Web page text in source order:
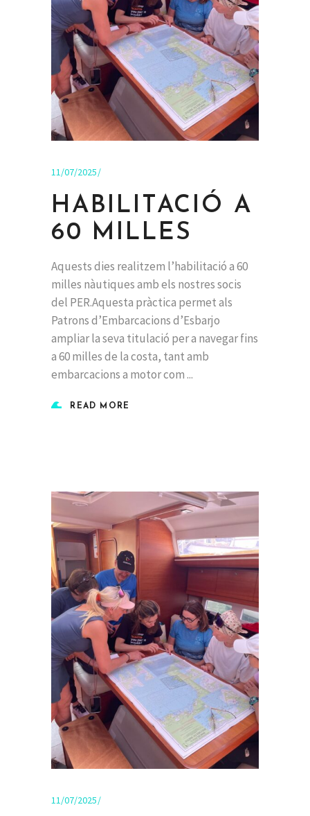
11/07/2025
HABILITACIÓ A
60 MILLES
Aquests dies realitzem l’habilitació a 60
milles nàutiques amb els nostres socis
del PER.Aquesta pràctica permet als
Patrons d’Embarcacions d’Esbarjo
ampliar la seva titulació per a navegar fins
a 60 milles de la costa, tant amb
embarcacions a motor com
READ MORE
11/07/2025